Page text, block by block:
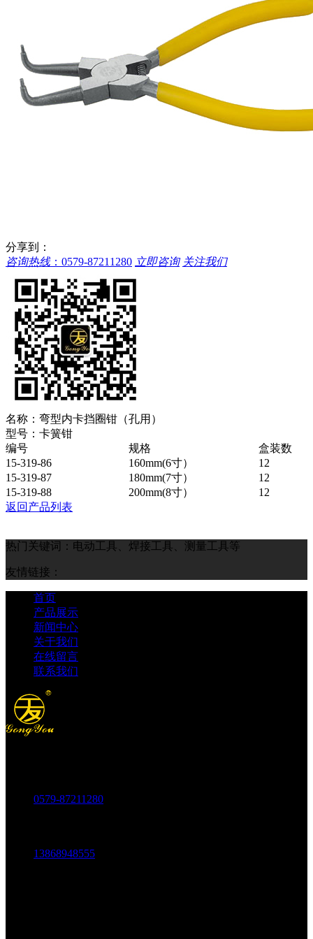
分享到：
咨询热线： 0579-87211280 立即咨询 关注我们
名称： 弯型内卡挡圈钳（孔用）
型号： 卡簧钳
编号
规格
盒装数
15-319-86
160mm(6寸）
12
15-319-87
180mm(7寸）
12
15-319-88
200mm(8寸）
12
返回产品列表
热门关键词：电动工具、焊接工具、测量工具等
友情链接：
首页
产品展示
新闻中心
关于我们
在线留言
联系我们
0579-87211280
13868948555